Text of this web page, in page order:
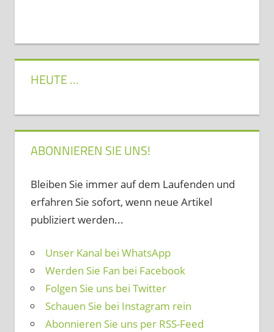
HEUTE …
ABONNIEREN SIE UNS!
Bleiben Sie immer auf dem Laufenden und
erfahren Sie sofort, wenn neue Artikel
publiziert werden...
Unser Kanal bei WhatsApp
Werden Sie Fan bei Facebook
Folgen Sie uns bei Twitter
Schauen Sie bei Instagram rein
Abonnieren Sie uns per RSS-Feed